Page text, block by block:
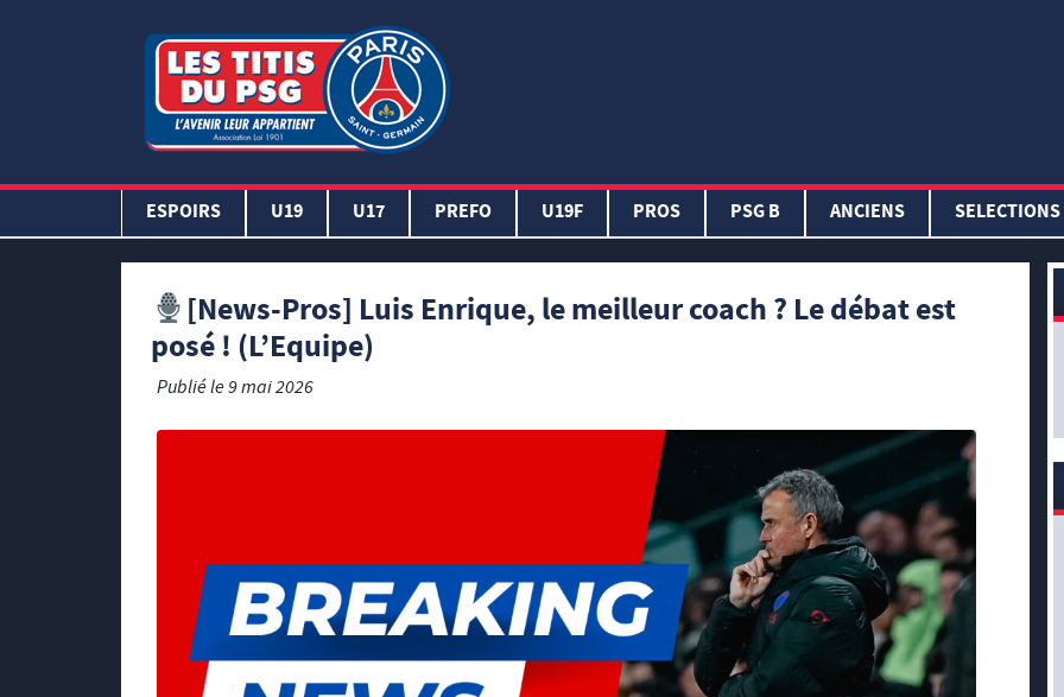
ESPOIRS U19 U17 PREFO U19F PROS PSG B ANCIENS SELECTIONS
[News-Pros] Luis Enrique, le meilleur coach ? Le débat est
posé ! (L’Equipe)
Publié le9 mai 2026